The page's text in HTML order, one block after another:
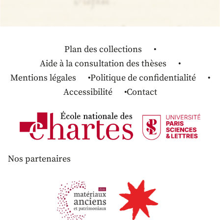
Plan des collections
Aide à la consultation des thèses
Mentions légales
Politique de confidentialité
Accessibilité
Contact
Nos partenaires